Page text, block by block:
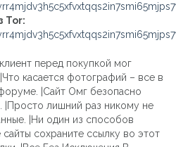
Tor:
перед покупкой мог
касается фотографий – все в
|Сайт Омг безопасно
|Просто лишний раз никому не
|Ни один из способов
сохраните ссылку во этот